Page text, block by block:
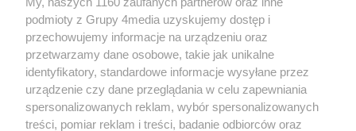
podmioty z Grupy 4media uzyskujemy dostęp i
przechowujemy informacje na urządzeniu oraz
przetwarzamy dane osobowe, takie jak unikalne
identyfikatory, standardowe informacje wysyłane przez
urządzenie czy dane przeglądania w celu zapewniania
spersonalizowanych reklam, wybór spersonalizowanych
treści, pomiar reklam i treści, badanie odbiorców oraz